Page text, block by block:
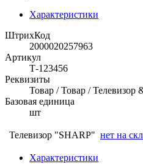
Характеристики
ШтрихКод
2000020257963
Артикул
Т-123456
Реквизиты
Товар / Товар / Телевизор
Базовая единица
шт
Телевизор "SHARP" нет на
Характеристики